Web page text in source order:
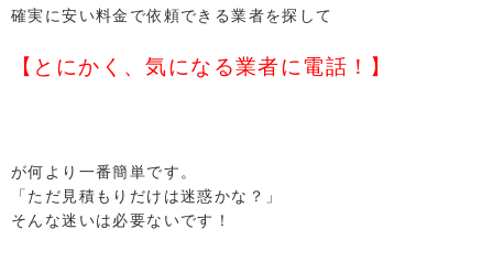
確実に安い料金で依頼できる業者を探して
【とにかく、気になる業者に電話！】
が何より一番簡単です。
「ただ見積もりだけは迷惑かな？」
そんな迷いは必要ないです！